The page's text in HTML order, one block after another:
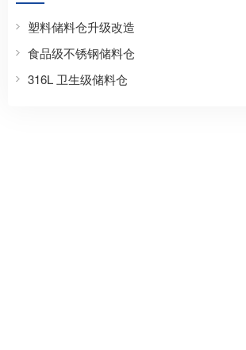
塑料储料仓升级改造
​食品级不锈钢储料仓
316L 卫生级储料仓